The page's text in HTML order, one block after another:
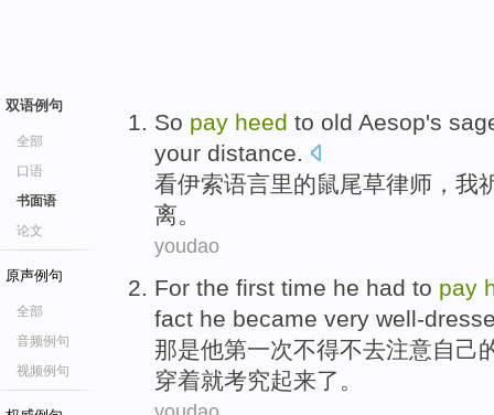
双语例句
全部
口语
书面语
论文
原声例句
全部
音频例句
视频例句
So pay heed to old Aesop's
your distance.
看伊索语言里的鼠尾草律师 ， 我
离。
youdao
For the first time he had to pay
fact he became very well-
那是他第一次不得不去注意自己
穿着就考究起来了。